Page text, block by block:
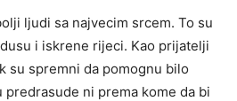
ljudi sa najvecim srcem. To su
i iskrene rijeci. Kao prijatelji
su spremni da pomognu bilo
predrasude ni prema kome da bi